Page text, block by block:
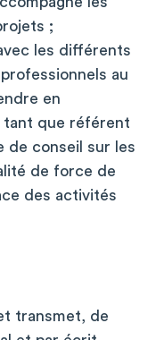
;
les différents
au
en
tant que référent
de conseil sur les
de force de
des activités
transmet, de